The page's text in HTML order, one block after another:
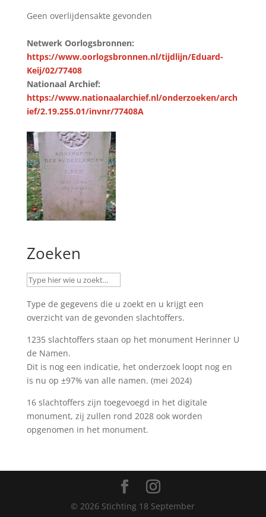
Geen overlijdensakte gevonden
Netwerk Oorlogsbronnen:
https://www.oorlogsbronnen.nl/tijdlijn/Eduard-
Keij/02/77408
Nationaal Archief:
https://www.nationaalarchief.nl/onderzoeken/arch
ief/2.19.255.01/invnr/77408A
Zoeken
Type de gegevens die u zoekt en u krijgt een
overzicht van de gevonden slachtoffers.
1235 slachtoffers staan op het monument Herinner U
de Namen.
Dit is nog een indicatie, het onderzoek loopt nog en
is nu op ±97% van alle namen. (mei 2024)
16 slachtoffers zijn toegevoegd in het digitale
monument, zij zullen rond 2028 ook worden
opgenomen in het monument.
© 2026 Stichting 18 September